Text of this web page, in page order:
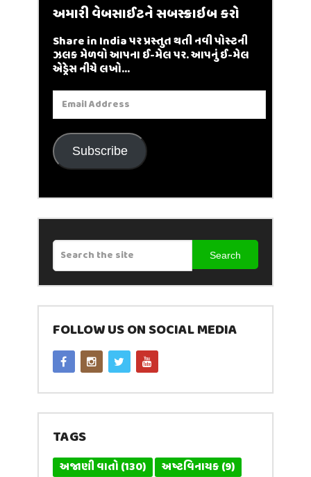
અમારી વેબસાઈટને સબસ્ક્રાઇબ કરો
Share in India પર પ્રસ્તુત થતી નવી પોસ્ટની
ઝલક મેળવો આપના ઈ-મેલ પર. આપનું ઈ-મેલ
એડ્રેસ નીચે લખો...
Email
Address
Subscribe
Search
FOLLOW US ON SOCIAL MEDIA
TAGS
અજાણી વાતો(130) અષ્ટવિનાયક(9)